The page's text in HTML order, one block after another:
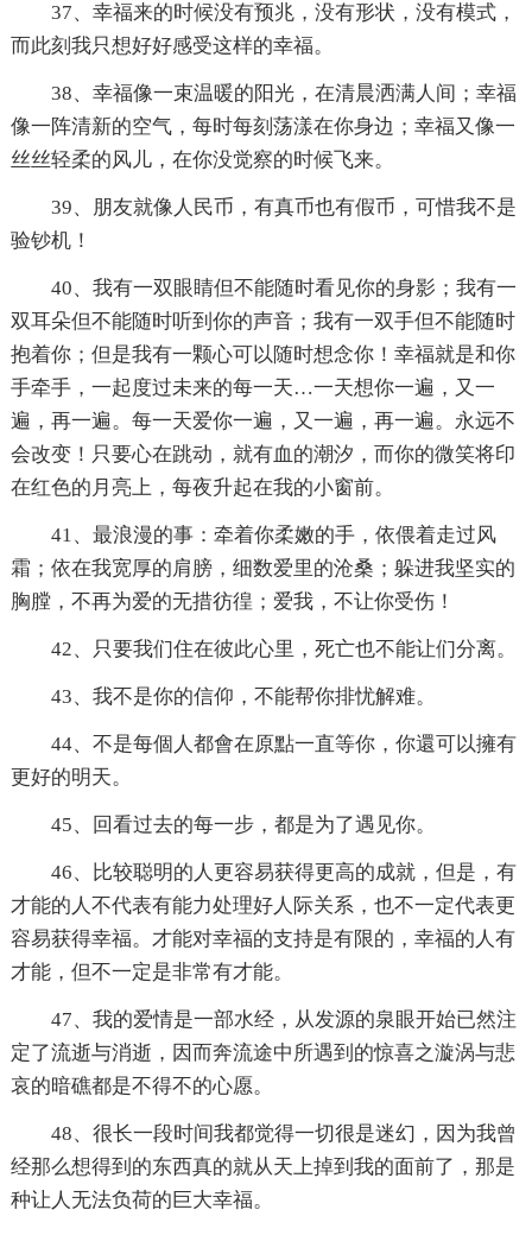
37、幸福来的时候没有预兆，没有形状，没有模式，
而此刻我只想好好感受这样的幸福。
38、幸福像一束温暖的阳光，在清晨洒满人间；幸福
像一阵清新的空气，每时每刻荡漾在你身边；幸福又像一
丝丝轻柔的风儿，在你没觉察的时候飞来。
39、朋友就像人民币，有真币也有假币，可惜我不是
验钞机！
40、我有一双眼睛但不能随时看见你的身影；我有一
双耳朵但不能随时听到你的声音；我有一双手但不能随时
抱着你；但是我有一颗心可以随时想念你！幸福就是和你
手牵手，一起度过未来的每一天…一天想你一遍，又一
遍，再一遍。每一天爱你一遍，又一遍，再一遍。永远不
会改变！只要心在跳动，就有血的潮汐，而你的微笑将印
在红色的月亮上，每夜升起在我的小窗前。
41、最浪漫的事：牵着你柔嫩的手，依偎着走过风
霜；依在我宽厚的肩膀，细数爱里的沧桑；躲进我坚实的
胸膛，不再为爱的无措彷徨；爱我，不让你受伤！
42、只要我们住在彼此心里，死亡也不能让们分离。
43、我不是你的信仰，不能帮你排忧解难。
44、不是每個人都會在原點一直等你，你還可以擁有
更好的明天。
45、回看过去的每一步，都是为了遇见你。
46、比较聪明的人更容易获得更高的成就，但是，有
才能的人不代表有能力处理好人际关系，也不一定代表更
容易获得幸福。才能对幸福的支持是有限的，幸福的人有
才能，但不一定是非常有才能。
47、我的爱情是一部水经，从发源的泉眼开始已然注
定了流逝与消逝，因而奔流途中所遇到的惊喜之漩涡与悲
哀的暗礁都是不得不的心愿。
48、很长一段时间我都觉得一切很是迷幻，因为我曾
经那么想得到的东西真的就从天上掉到我的面前了，那是
种让人无法负荷的巨大幸福。